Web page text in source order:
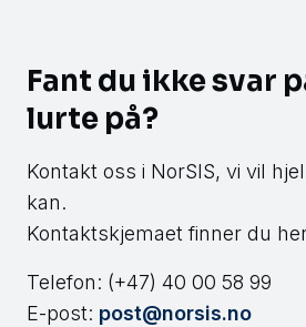
Fant du ikke svar
lurte på?
Kontakt oss i NorSIS, vi vil
kan.
Kontaktskjemaet finner du
Telefon: (+47) 40 00 58 99
E-post: post@norsis.no